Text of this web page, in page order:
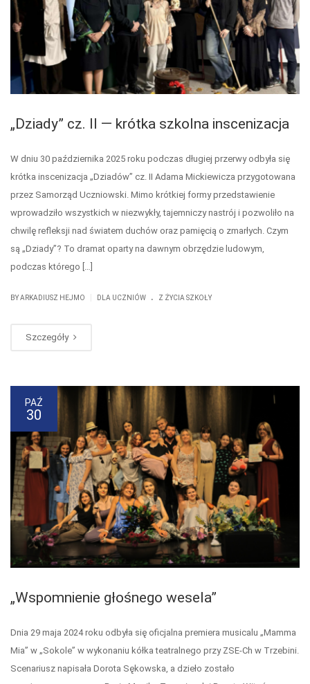
„Dziady” cz. II — krótka szkolna inscenizacja
W dniu 30 października 2025 roku podczas długiej przerwy odbyła się
krótka inscenizacja „Dziadów” cz. II Adama Mickiewicza przygotowana
przez Samorząd Uczniowski. Mimo krótkiej formy przedstawienie
wprowadziło wszystkich w niezwykły, tajemniczy nastrój i pozwoliło na
chwilę refleksji nad światem duchów oraz pamięcią o zmarłych. Czym
są „Dziady”? To dramat oparty na dawnym obrzędzie ludowym,
podczas którego […]
BYARKADIUSZ HEJMO DLA UCZNIÓW . Z ŻYCIA SZKOŁY
Szczegóły
PAŹ
30
„Wspomnienie głośnego wesela”
Dnia 29 maja 2024 roku odbyła się oficjalna premiera musicalu „Mamma
Mia” w „Sokole” w wykonaniu kółka teatralnego przy ZSE-Ch w Trzebini.
Scenariusz napisała Dorota Sękowska, a dzieło zostało